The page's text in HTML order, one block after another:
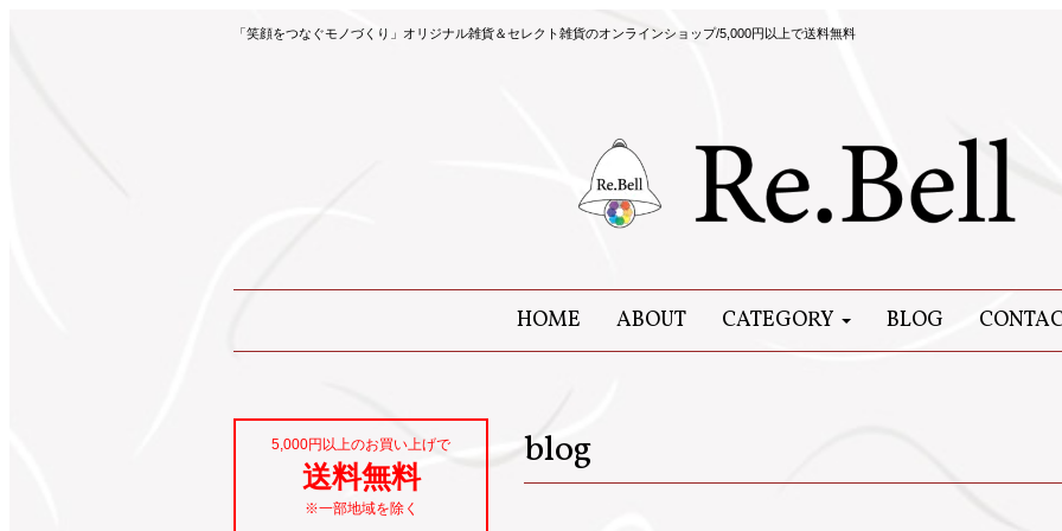
「笑顔をつなぐモノづくり」オリジナル雑貨＆セレクト雑貨のオンラインショップ/5,000円以上で送料無料
HOME ABOUT CATEGORY BLOG
blog
5,000円以上のお買い上げで
送料無料
※一部地域を除く